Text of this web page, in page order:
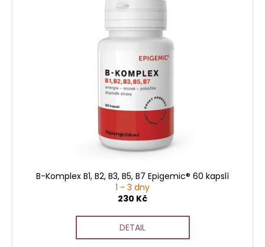
B-Komplex B1, B2, B3, B5, B7 Epigemic® 60 kapslí
1 - 3 dny
230 Kč
DETAIL